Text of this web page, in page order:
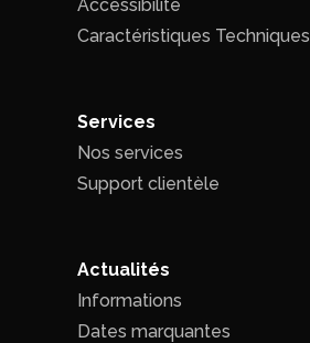
Accessibilité
Caractéristiques Techniques
Services
Nos services
Support clientèle
Actualités
Informations
Dates marquantes